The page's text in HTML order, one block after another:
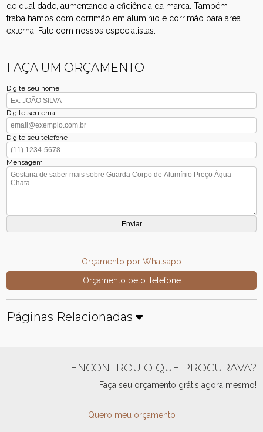
de qualidade, aumentando a eficiência da marca. Também
trabalhamos com corrimão em alumínio e corrimão para área
externa. Fale com nossos especialistas.
FAÇA UM ORÇAMENTO
Digite seu nome
Digite seu email
Digite seu telefone
Mensagem
Orçamento por Whatsapp
Orçamento pelo Telefone
Páginas Relacionadas
ENCONTROU O QUE PROCURAVA?
Faça seu orçamento grátis agora mesmo!
Quero meu orçamento